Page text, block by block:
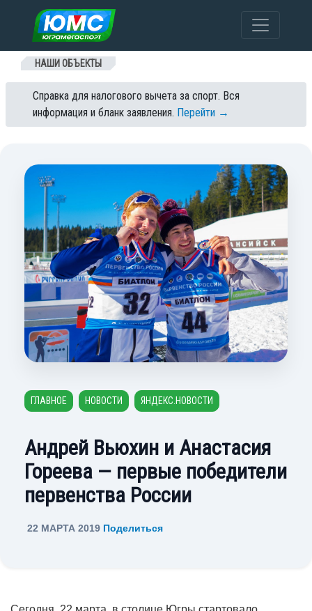
Перейти к содержанию
НАШИ ОБЪЕКТЫ
Справка для налогового вычета за спорт. Вся
информация и бланк заявления. Перейти →
ГЛАВНОЕ НОВОСТИ ЯНДЕКС.НОВОСТИ
Андрей Вьюхин и Анастасия
Гореева — первые победители
первенства России
22 МАРТА 2019 Поделиться